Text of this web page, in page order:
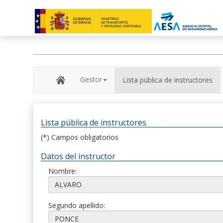
Gestor Lista pública de instructores
Lista pública de instructores
(*) Campos obligatorios
Datos del instructor
Nombre:
Segundo apellido: